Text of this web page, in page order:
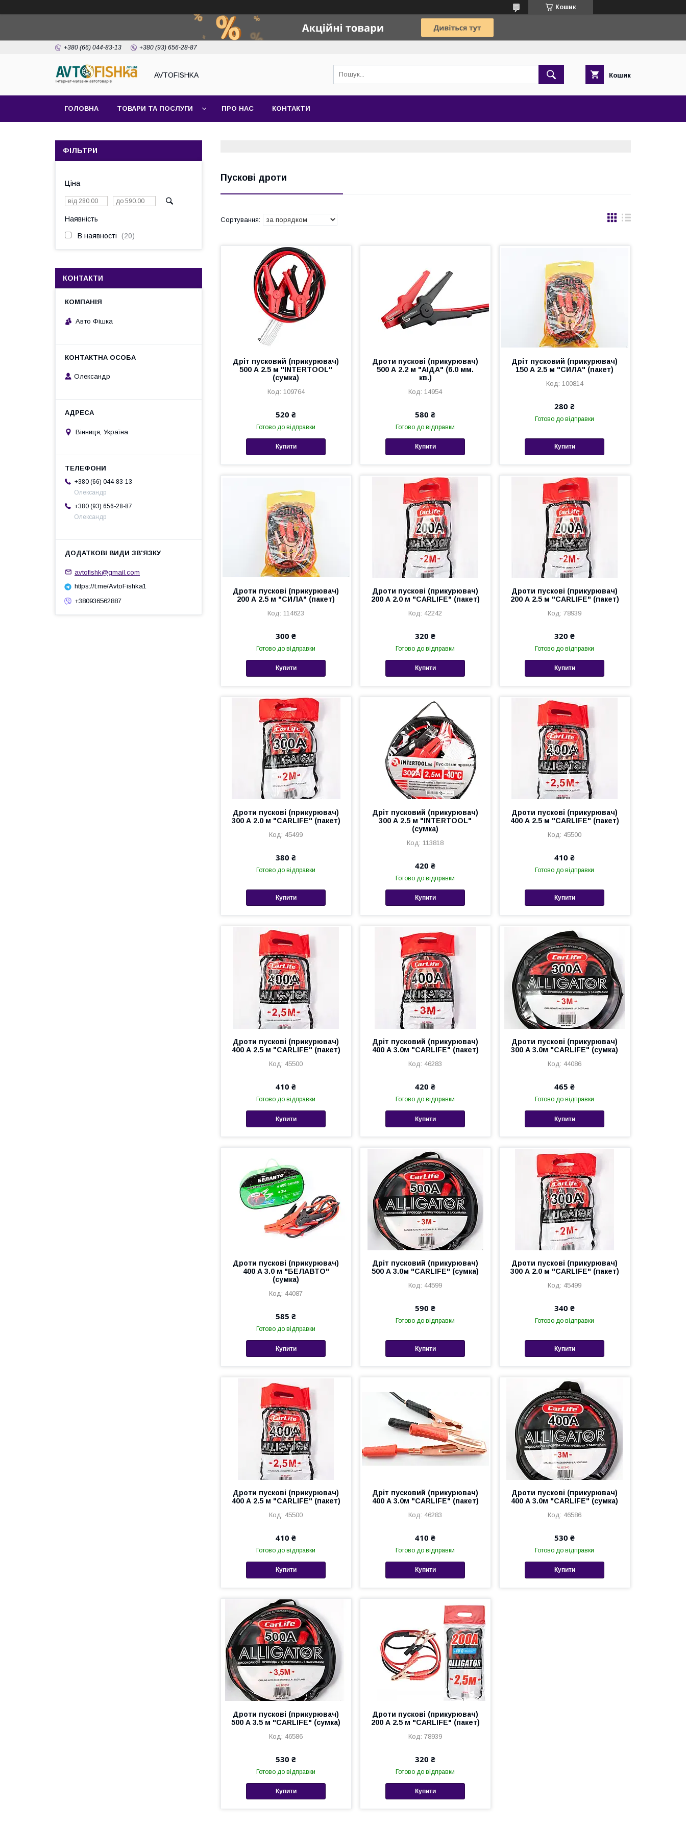
Кошик
+380 (66) 044-83-13 +380 (93) 656-28-87
AVTOFISHKA Кошик
ГОЛОВНА ТОВАРИ ТА ПОСЛУГИ ПРО НАС КОНТАКТИ
Пускові дроти
Дріт пусковий (прикурювач)
500 А 2.5 м "INTERTOOL"
(сумка)
109764
520 ₴
Готово до відправки
Купити
Дроти пускові (прикурювач)
500 А 2.2 м "АІДА" (6.0 мм.
кв.)
14954
580 ₴
Готово до відправки
Купити
Дріт пусковий (прикурювач)
150 А 2.5 м "СИЛА" (пакет)
100814
280 ₴
Готово до відправки
Купити
Дроти пускові (прикурювач)
200 А 2.5 м "СИЛА" (пакет)
114623
300 ₴
Готово до відправки
Купити
Дроти пускові (прикурювач)
200 А 2.0 м "CARLIFE" (пакет)
42242
320 ₴
Готово до відправки
Купити
Дроти пускові (прикурювач)
200 А 2.5 м "CARLIFE" (пакет)
78939
320 ₴
Готово до відправки
Купити
Дроти пускові (прикурювач)
300 А 2.0 м "CARLIFE" (пакет)
45499
380 ₴
Готово до відправки
Купити
Дріт пусковий (прикурювач)
300 А 2.5 м "INTERTOOL"
(сумка)
113818
420 ₴
Готово до відправки
Купити
Дроти пускові (прикурювач)
400 А 2.5 м "CARLIFE" (пакет)
45500
410 ₴
Готово до відправки
Купити
Дроти пускові (прикурювач)
400 А 2.5 м "CARLIFE" (пакет)
45500
410 ₴
Готово до відправки
Купити
Дріт пусковий (прикурювач)
400 А 3.0м "CARLIFE" (пакет)
46283
420 ₴
Готово до відправки
Купити
Дроти пускові (прикурювач)
300 А 3.0м "CARLIFE" (сумка)
44086
465 ₴
Готово до відправки
Купити
Дроти пускові (прикурювач)
400 А 3.0 м "БЕЛАВТО"
(сумка)
44087
585 ₴
Готово до відправки
Купити
Дріт пусковий (прикурювач)
500 А 3.0м "CARLIFE" (сумка)
44599
590 ₴
Готово до відправки
Купити
Дроти пускові (прикурювач)
300 А 2.0 м "CARLIFE" (пакет)
45499
340 ₴
Готово до відправки
Купити
Дроти пускові (прикурювач)
400 А 2.5 м "CARLIFE" (пакет)
45500
410 ₴
Готово до відправки
Купити
Дріт пусковий (прикурювач)
400 А 3.0м "CARLIFE" (пакет)
46283
410 ₴
Готово до відправки
Купити
Дроти пускові (прикурювач)
400 А 3.0м "CARLIFE" (сумка)
46586
530 ₴
Готово до відправки
Купити
Дроти пускові (прикурювач)
500 А 3.5 м "CARLIFE" (сумка)
46586
530 ₴
Готово до відправки
Купити
Дроти пускові (прикурювач)
200 А 2.5 м "CARLIFE" (пакет)
78939
320 ₴
Готово до відправки
Купити
ФІЛЬТРИ
Ціна
Наявність
В наявності 20
КОНТАКТИ
Авто Фішка
Олександр
Вінниця, Україна
+380 (66) 044-83-13
Олександр
+380 (93) 656-28-87
Олександр
avtofishk@gmail.com
https://t.me/AvtoFishka1
+380936562887